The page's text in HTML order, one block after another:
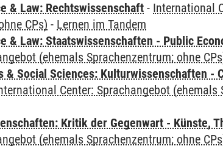
& Law: Rechtswissenschaft - International
CPs) - Lernen im Tandem
& Law: Staatswissenschaften - Public
(ehemals Sprachenzentrum; ohne
& Social Sciences: Kulturwissenschaften -
Center: Sprachangebot (ehemals
Kritik der Gegenwart - Künste,
(ehemals Sprachenzentrum; ohne